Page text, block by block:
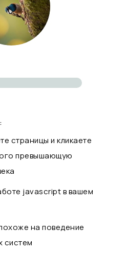
страницы и кликаете
превышающую
javascript в вашем
на поведение
систем